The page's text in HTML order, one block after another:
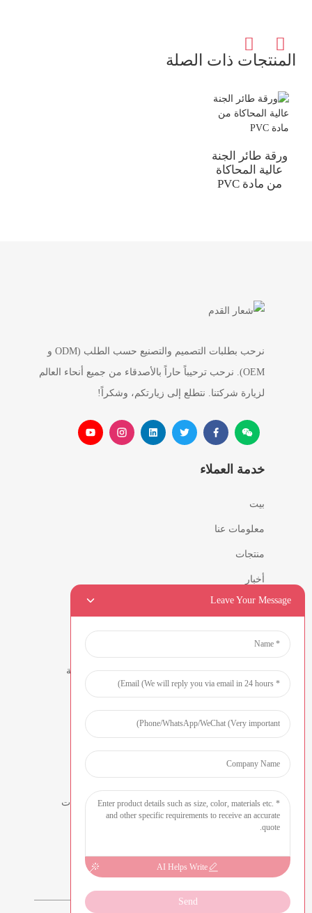
المنتجات ذات الصلة
ورقة طائر الجنة
عالية المحاكاة
من مادة PVC
نرحب بطلبات التصميم والتصنيع حسب الطلب (ODM و
OEM). نرحب ترحيباً حاراً بالأصدقاء من جميع أنحاء العالم
لزيارة شركتنا. نتطلع إلى زيارتكم، وشكراً!
خدمة العملاء
بيت
معلومات عنا
منتجات
أخبار
اتصل بنا
معلومات الاتصال
53 طريق شرق تشونفينج، قرية تيلوكينج، مدينة
كيشي، دونغقوان، قوانغدونغ، الصين
humanlu@foxmail.com
النشرات الإخبارية
أدخل بريدك الإلكتروني وسنرسل لك أحدث المعلومات
والخطط.
استفسر الآن
Leave Your Message
AI Helps Write
Send